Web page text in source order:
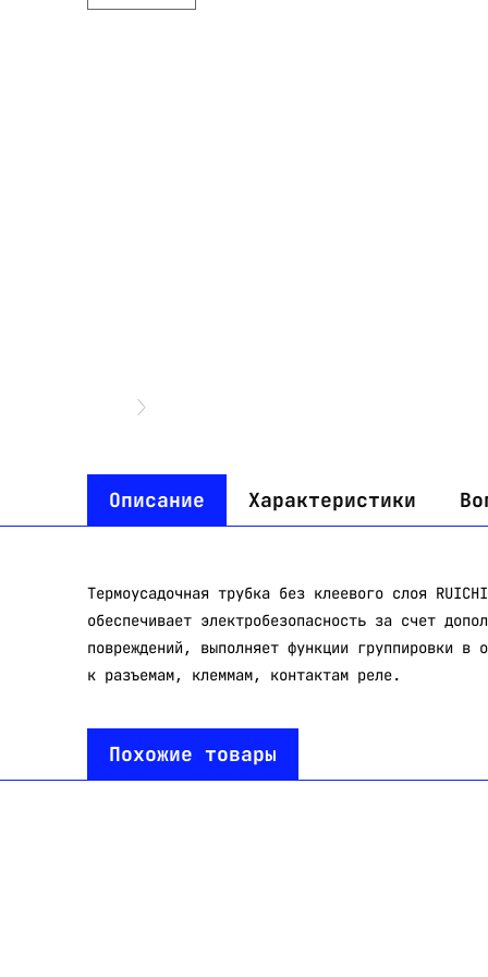
Описание Характеристики
Термоусадочная трубка без клеевого слоя
обеспечивает электробезопасность за счет
повреждений, выполняет функции группировки в
к разъемам, клеммам, контактам реле.
Похожие товары